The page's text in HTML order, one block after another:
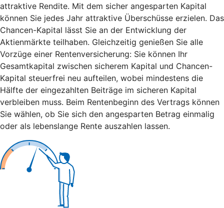
attraktive Rendite. Mit dem sicher angesparten Kapital
können Sie jedes Jahr attraktive Überschüsse erzielen. Das
Chancen-Kapital lässt Sie an der Entwicklung der
Aktienmärkte teilhaben. Gleichzeitig genießen Sie alle
Vorzüge einer Rentenversicherung: Sie können Ihr
Gesamtkapital zwischen sicherem Kapital und Chancen-
Kapital steuerfrei neu aufteilen, wobei mindestens die
Hälfte der eingezahlten Beiträge im sicheren Kapital
verbleiben muss. Beim Rentenbeginn des Vertrags können
Sie wählen, ob Sie sich den angesparten Betrag einmalig
oder als lebenslange Rente auszahlen lassen.